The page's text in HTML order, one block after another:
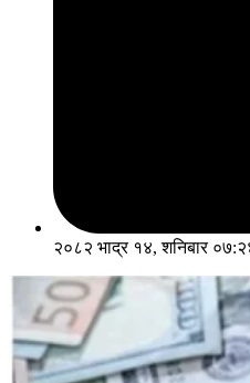
२०८२ भाद्र १४, शनिबार